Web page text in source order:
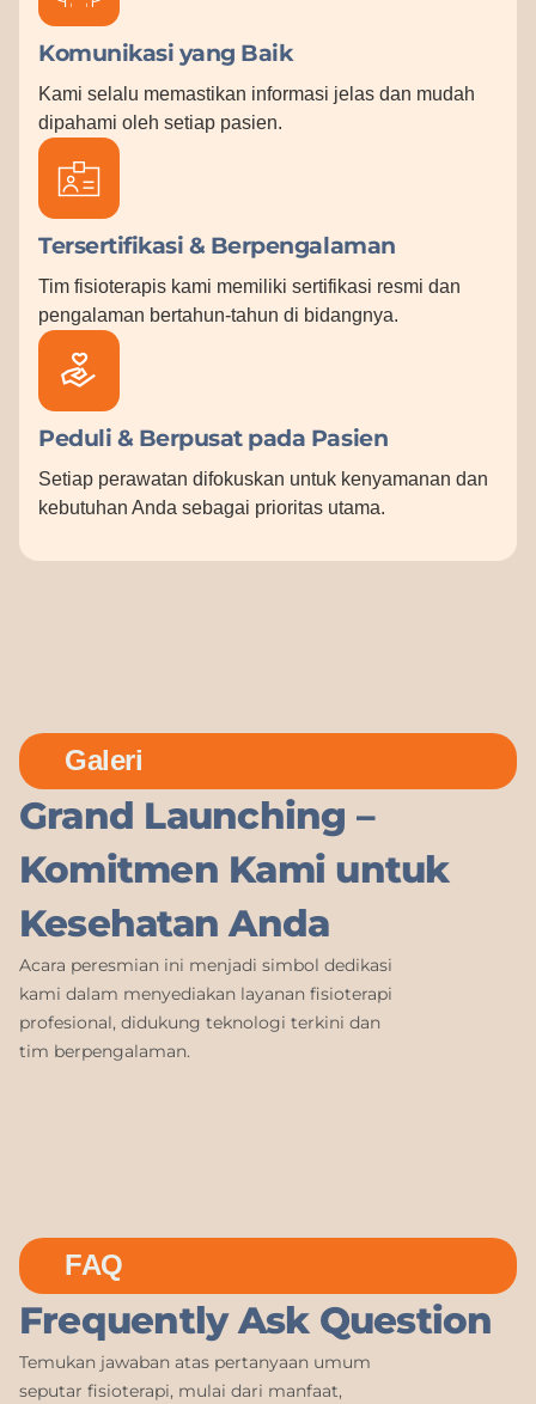
Komunikasi yang Baik
Kami selalu memastikan informasi jelas dan mudah
dipahami oleh setiap pasien.
Tersertifikasi & Berpengalaman
Tim fisioterapis kami memiliki sertifikasi resmi dan
pengalaman bertahun-tahun di bidangnya.
Peduli & Berpusat pada Pasien
Setiap perawatan difokuskan untuk kenyamanan dan
kebutuhan Anda sebagai prioritas utama.
Galeri
Grand Launching –
Komitmen Kami untuk
Kesehatan Anda
Acara peresmian ini menjadi simbol dedikasi
kami dalam menyediakan layanan fisioterapi
profesional, didukung teknologi terkini dan
tim berpengalaman.
FAQ
Frequently Ask Question
Temukan jawaban atas pertanyaan umum
seputar fisioterapi, mulai dari manfaat,